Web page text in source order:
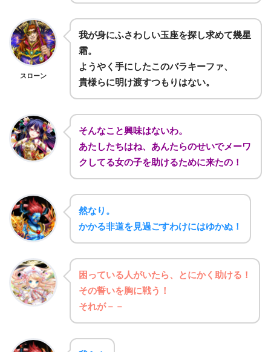
スローン
我が身にふさわしい玉座を探し求めて幾星
霜。
ようやく手にしたこのバラキーファ、
貴様らに明け渡すつもりはない。
そんなこと興味はないわ。
あたしたちはね、あんたらのせいでメーワ
クしてる女の子を助けるために来たの！
然なり。
かかる非道を見過ごすわけにはゆかぬ！
困っている人がいたら、とにかく助ける！
その誓いを胸に戦う！
それが－－